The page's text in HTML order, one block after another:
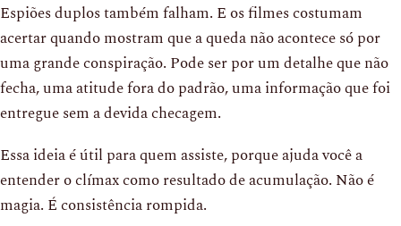
Espiões duplos também falham. E os filmes costumam
acertar quando mostram que a queda não acontece só por
uma grande conspiração. Pode ser por um detalhe que não
fecha, uma atitude fora do padrão, uma informação que foi
entregue sem a devida checagem.
Essa ideia é útil para quem assiste, porque ajuda você a
entender o clímax como resultado de acumulação. Não é
magia. É consistência rompida.